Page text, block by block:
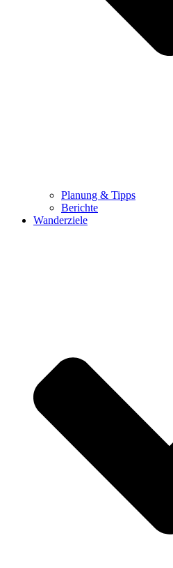
Planung & Tipps
Berichte
Wanderziele